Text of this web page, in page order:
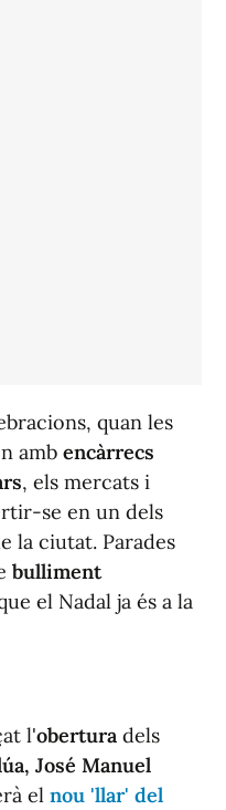
quan les
amb encàrrecs
, els mercats i
se en un dels
la ciutat. Parades
bulliment
el Nadal ja és a la
l'obertura dels
José Manuel
el nou 'llar' del